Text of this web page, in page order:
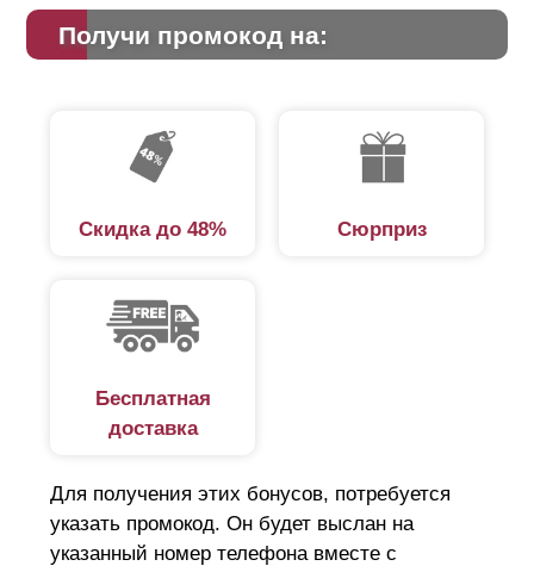
Получи промокод на:
Скидка до 48% Сюрприз
Бесплатная
доставка
Для получения этих бонусов, потребуется
указать промокод. Он будет выслан на
указанный номер телефона вместе с